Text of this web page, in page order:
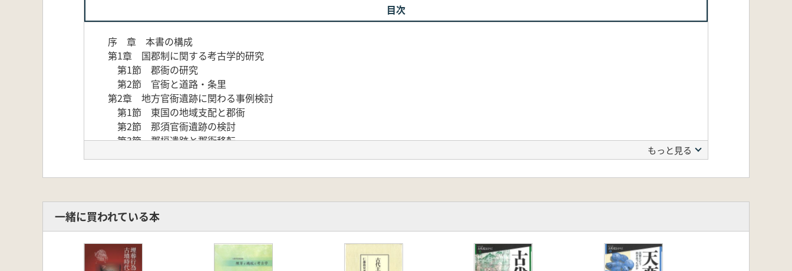
目次
序 章 本書の構成
第1章 国郡制に関する考古学的研究
第1節 郡衙の研究
第2節 官衙と道路・条里
第2章 地方官衙遺跡に関わる事例検討
第1節 東国の地域支配と郡衙
第2節 那須官衙遺跡の検討
第3節 郡垣遺跡と郡衙移転
第6節 横江荘遺跡の検討
第1節 法倉の研究
第2節 坂東における倉の特質
終 章 郡衙研究の成果と課題
もっと見る
一緒に買われている本